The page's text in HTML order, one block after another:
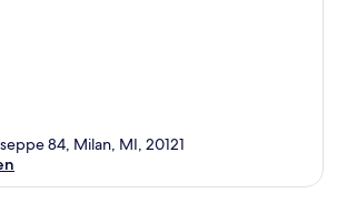
84, Milan, MI, 20121